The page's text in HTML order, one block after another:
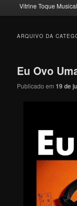
Vitrine Toque Musical
ARQUIVO DA
Eu Ovo
Publicado em19 de